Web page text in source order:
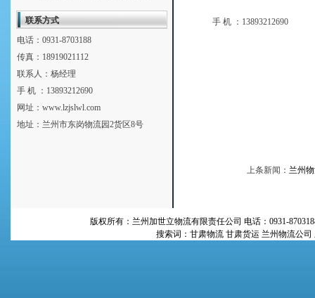
联系方式
电话：0931-8703188
传真：18919021112
联系人：杨经理
手 机 ：13893212690
网址：www.lzjslwl.com
地址：兰州市东岗物流园2货区8号
手 机 ：13893212690
上条新闻： 兰州
版权所有：兰州加世立物流有限责任公司 电话：0931-
搜索词：甘肃物流 甘肃货运 兰州物流公